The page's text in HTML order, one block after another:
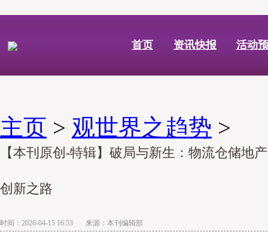
首页 资讯快报 活动
主页 > 观世界之趋势 >
【本刊原创-特辑】破局与新生：物流仓储地
创新之路
时间：2026-04-15 16:53 来源：本刊编辑部